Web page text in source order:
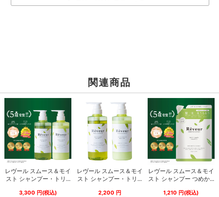
関連商品
レヴール スムース＆モイ
スト シャンプー・トリ...
3,300 円 (税込)
レヴール スムース＆モイ
スト シャンプー・トリ...
2,200 円
レヴール スムース＆モイ
スト シャンプー つめか...
1,210 円 (税込)